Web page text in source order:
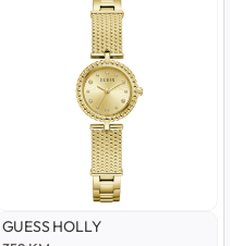
GUESS HOLLY